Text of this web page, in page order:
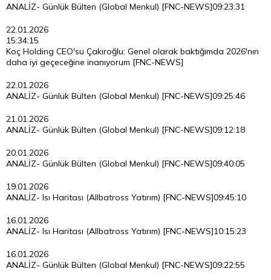
09:23:31
ANALİZ- Günlük Bülten (Global Menkul) [FNC-NEWS]
22.01.2026
15:34:15
Koç Holding CEO'su Çakıroğlu: Genel olarak baktığımda 2026'nın
daha iyi geçeceğine inanıyorum [FNC-NEWS]
22.01.2026
09:25:46
ANALİZ- Günlük Bülten (Global Menkul) [FNC-NEWS]
21.01.2026
09:12:18
ANALİZ- Günlük Bülten (Global Menkul) [FNC-NEWS]
20.01.2026
09:40:05
ANALİZ- Günlük Bülten (Global Menkul) [FNC-NEWS]
19.01.2026
09:45:10
ANALİZ- Isı Haritası (Allbatross Yatırım) [FNC-NEWS]
16.01.2026
10:15:23
ANALİZ- Isı Haritası (Allbatross Yatırım) [FNC-NEWS]
16.01.2026
09:22:55
ANALİZ- Günlük Bülten (Global Menkul) [FNC-NEWS]